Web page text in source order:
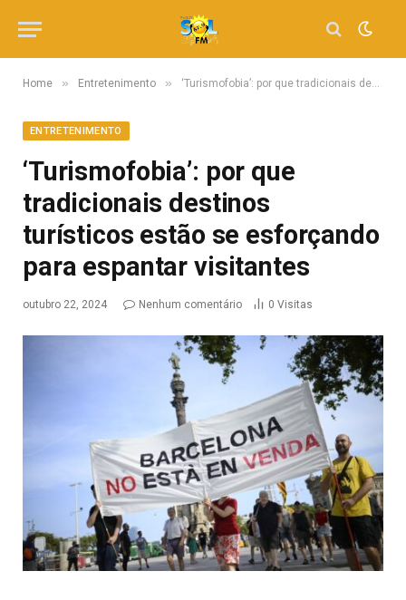
Home » Entretenimento » ‘Turismofobia’: por que tradicionais destinos turísticos estão se esforçando para espantar visitantes
ENTRETENIMENTO
‘Turismofobia’: por que
tradicionais destinos
turísticos estão se esforçando
para espantar visitantes
outubro 22, 2024 Nenhum comentário 0 Visitas